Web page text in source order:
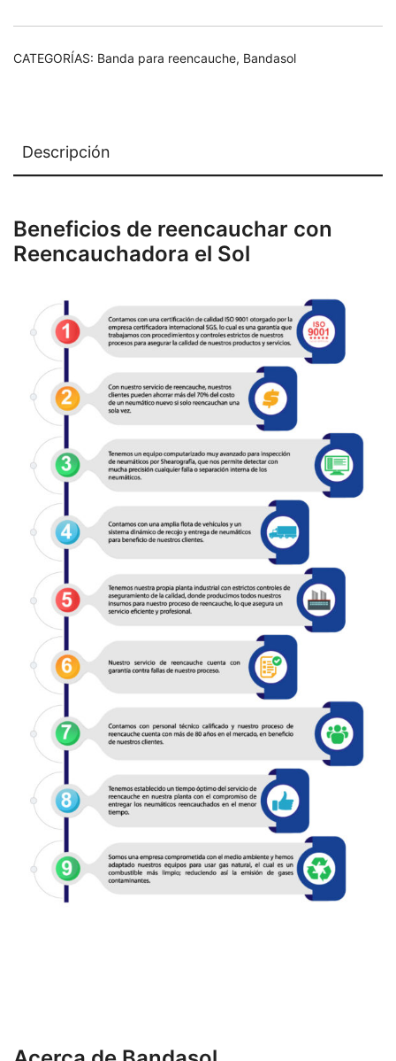
CATEGORÍAS: Banda para reencauche, Bandasol
Descripción
Beneficios de reencauchar con
Reencauchadora el Sol